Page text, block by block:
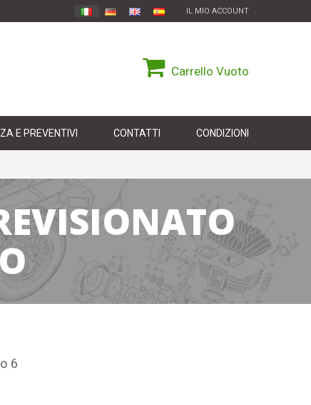
IL MIO ACCOUNT
Carrello Vuoto
E PREVENTIVI CONTATTI CONDIZIONI
6